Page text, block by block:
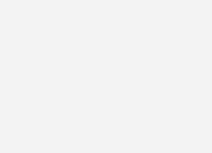
und Teichlandschaft
daraus 1.000
Heidebräu. Und
überrennt